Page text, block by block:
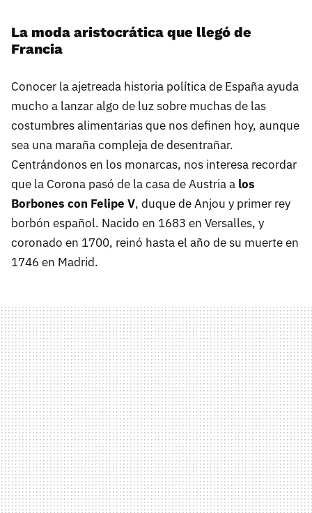
La moda aristocrática que llegó de
Francia
Conocer la ajetreada historia política de España ayuda
mucho a lanzar algo de luz sobre muchas de las
costumbres alimentarias que nos definen hoy, aunque
sea una maraña compleja de desentrañar.
Centrándonos en los monarcas, nos interesa recordar
que la Corona pasó de la casa de Austria a los
Borbones con Felipe V, duque de Anjou y primer rey
borbón español. Nacido en 1683 en Versalles, y
coronado en 1700, reinó hasta el año de su muerte en
1746 en Madrid.